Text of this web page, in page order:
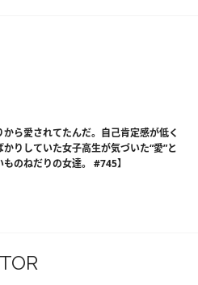
から愛されてたんだ。自己肯定感が低く
かりしていた女子高生が気づいた“愛”と
ものねだりの女達。 #745】